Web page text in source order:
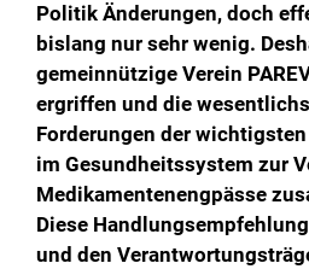
Politik Änderungen, doch
bislang nur sehr wenig.
gemeinnützige Verein
ergriffen und die
Forderungen der
im Gesundheitssystem zur
Medikamentenengpässe
Diese
und den